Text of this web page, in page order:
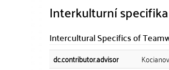
Interkulturní
Intercultural Specifics of
dc.contributor.advisor